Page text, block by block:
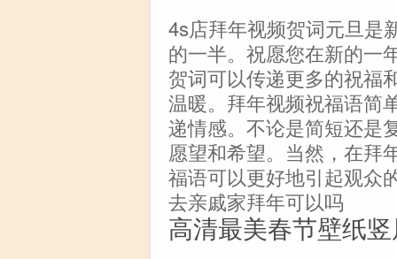
4s店拜年视频贺词元旦是
的一半。祝愿您在新的一
贺词可以传递更多的祝福
温暖。拜年视频祝福语简
递情感。不论是简短还是
愿望和希望。当然，在拜
福语可以更好地引起观众
去亲戚家拜年可以吗
高清最美春节壁纸